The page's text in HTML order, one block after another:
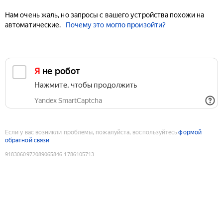
Нам очень жаль, но запросы с вашего устройства похожи на
автоматические.
Почему это могло произойти?
Я не робот
Нажмите, чтобы продолжить
Yandex SmartCaptcha
Если у вас возникли проблемы, пожалуйста, воспользуйтесьформой
обратной связи
9183060972089065846:1786105713